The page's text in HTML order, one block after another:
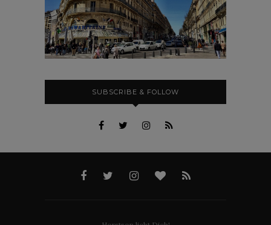
SUBSCRIBE & FOLLOW